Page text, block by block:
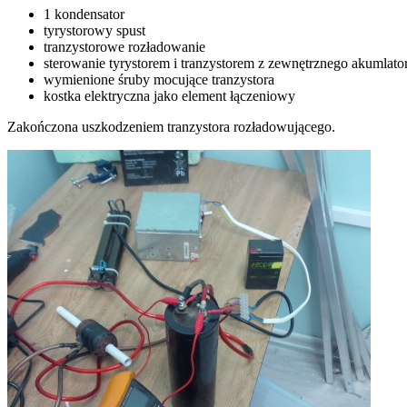
1 kondensator
tyrystorowy spust
tranzystorowe rozładowanie
sterowanie tyrystorem i tranzystorem z zewnętrznego
wymienione śruby mocujące tranzystora
kostka elektryczna jako element łączeniowy
Zakończona uszkodzeniem tranzystora rozładowującego.